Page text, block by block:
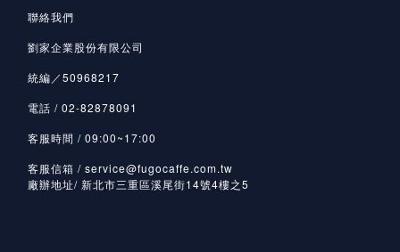
聯絡我們
劉家企業股份有限公司
統編／50968217
電話 / 02-82878091
客服時間 / 09:00~17:00
客服信箱 / service@fugocaffe.com.tw
廠辦地址/ 新北市三重區溪尾街14號4樓之5